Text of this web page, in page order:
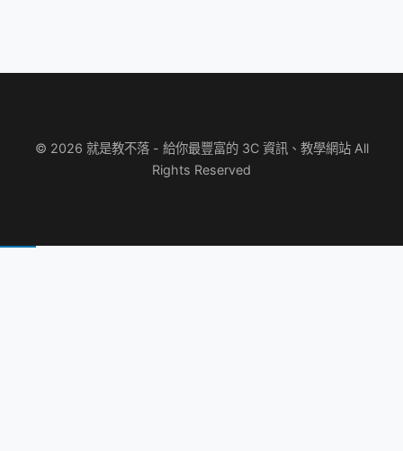
© 2026 就是教不落 - 給你最豐富的 3C 資訊、教學網站 All
Rights Reserved